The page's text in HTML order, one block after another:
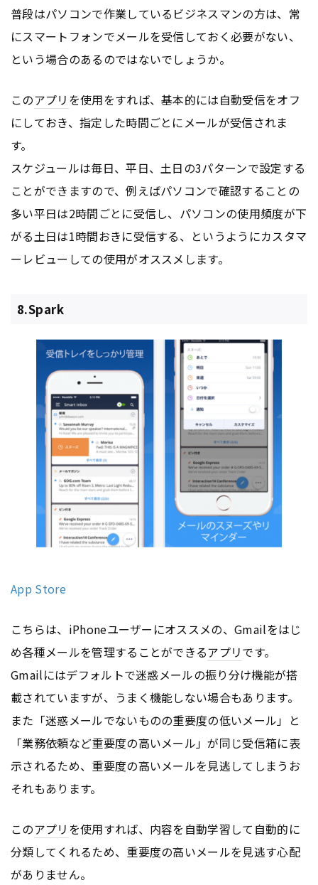
普段はパソコンで作業しているビジネスマンの方は、常
にスマートフォンでメールを受信しておく必要がない、
という場合のあるのではないでしょうか。
このアプリ を使用をすれば、基本的には自動受信をオフ
にしておき、指定した時間ごとにメールが受信されま
す。
スケジュールは毎日、平日、土日の3パターンで設定する
ことができますので、例えばパソコンで確認することの
多い平日は2時間ごとに受信し、パソコンの使用頻度が下
がる土日は1時間おきに受信する、というようにカスタマ
ーレビューしての使用がオススメします。
8.Spark
App Store
こちらは、iPhoneユーザーにオススメの、Gmailをはじ
め各種メールを管理することができるアプリです。
Gmailにはデフォルトで迷惑メールの振り分け機能が搭
載されていますが、うまく機能しない場合もあります。
また「迷惑メールでないものの重要度の低いメール」と
「業務依頼など重要度の高いメール」が同じ受信箱に表
示されるため、重要度の高いメールを見逃してしまうお
それもあります。
このアプリ を使用すれば、内容を自動学習して自動的に
分類してくれるため、重要度の高いメールを見逃す心配
がありません。